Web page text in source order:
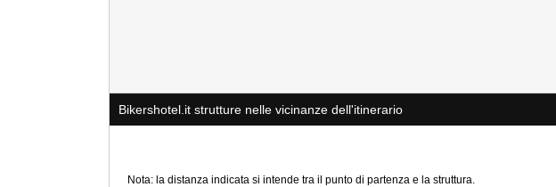
Bikershotel.it strutture nelle vicinanze dell'itinerario
Nota: la distanza indicata si intende tra il punto di partenza e la struttura.